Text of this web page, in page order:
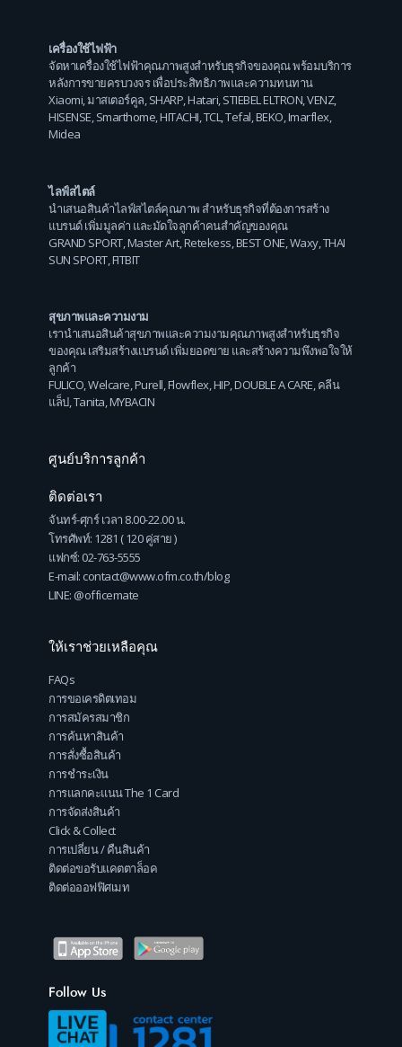
เครื่องใช้ไฟฟ้า
จัดหาเครื่องใช้ไฟฟ้าคุณภาพสูงสำหรับธุรกิจของคุณ พร้อมบริการ
หลังการขายครบวงจร เพื่อประสิทธิภาพและความทนทาน
Xiaomi,มาสเตอร์คูล,SHARP,Hatari,STIEBEL ELTRON,VENZ,
HISENSE,Smarthome,HITACHI,TCL,Tefal,BEKO,Imarflex,
Midea
ไลฟ์สไตล์
นำเสนอสินค้าไลฟ์สไตล์คุณภาพ สำหรับธุรกิจที่ต้องการสร้าง
แบรนด์ เพิ่มมูลค่า และมัดใจลูกค้าคนสำคัญของคุณ
GRAND SPORT, Master Art, Retekess BEST ONE Waxy, THAI
SUN SPORT, FITBIT
สุขภาพและความงาม
เรานำเสนอสินค้าสุขภาพและความงามคุณภาพสูงสำหรับธุรกิจ
ของคุณ เสริมสร้างแบรนด์ เพิ่มยอดขาย และสร้างความพึงพอใจให้
ลูกค้า
FULICO,Welcare,Purell,Flowflex,HIP,DOUBLE A CARE,คลีน
แล็ป,Tanita,MYBACIN
ศูนย์บริการลูกค้า
ติดต่อเรา
จันทร์-ศุกร์ เวลา 8.00-22.00 น.
โทรศัพท์: 1281 ( 120 คู่สาย )
แฟกซ์: 02-763-5555
E-mail: contact@www.ofm.co.th/blog
LINE: @officemate
ให้เราช่วยเหลือคุณ
FAQs
การขอเครดิตเทอม
การสมัครสมาชิก
การค้นหาสินค้า
การสั่งซื้อสินค้า
การชำระเงิน
การแลกคะแนน The 1 Card
การจัดส่งสินค้า
Click & Collect
การเปลี่ยน / คืนสินค้า
ติดต่อขอรับแคตตาล็อค
ติดต่อออฟฟิศเมท
Follow Us